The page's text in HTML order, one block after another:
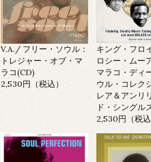
V.A./ フリー・ソウル：
トレジャー・オブ・マ
ラコ(CD)
2,530円（税込）
キング・フロ
ロシー・ムー
マラコ・ディ
ウル・コレク
レア＆アンリ
ド・シングル
2,530円（税込